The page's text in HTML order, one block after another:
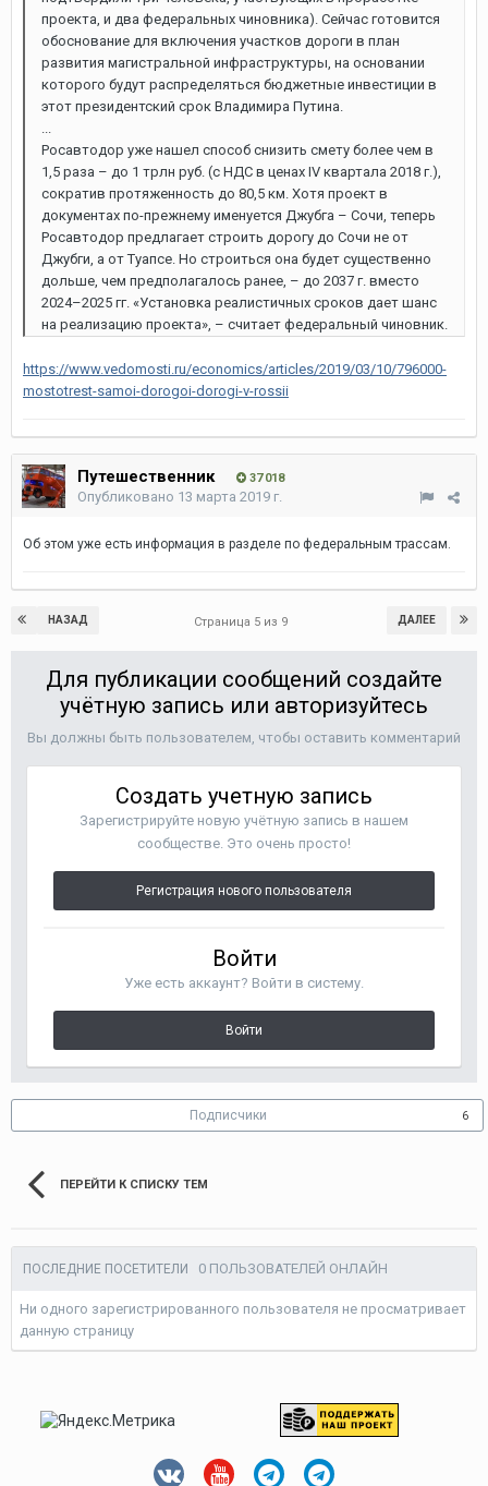
проекта, и два федеральных чиновника). Сейчас готовится
обоснование для включения участков дороги в план
развития магистральной инфраструктуры, на основании
которого будут распределяться бюджетные инвестиции в
этот президентский срок Владимира Путина.
...
Росавтодор уже нашел способ снизить смету более чем в
1,5 раза – до 1 трлн руб. (с НДС в ценах IV квартала 2018 г.),
сократив протяженность до 80,5 км. Хотя проект в
документах по-прежнему именуется Джубга – Сочи, теперь
Росавтодор предлагает строить дорогу до Сочи не от
Джубги, а от Туапсе. Но строиться она будет существенно
дольше, чем предполагалось ранее, – до 2037 г. вместо
2024–2025 гг. «Установка реалистичных сроков дает шанс
на реализацию проекта», – считает федеральный чиновник.
https://www.vedomosti.ru/economics/articles/2019/03/10/796000-
mostotrest-samoi-dorogoi-dorogi-v-rossii
Путешественник 37 018
Опубликовано 13 марта 2019 г.
Об этом уже есть информация в разделе по федеральным трассам.
НАЗАД ДАЛЕЕ
Страница 5 из 9
Для публикации сообщений создайте
учётную запись или авторизуйтесь
Вы должны быть пользователем, чтобы оставить комментарий
Создать учетную запись
Зарегистрируйте новую учётную запись в нашем
сообществе. Это очень просто!
Регистрация нового пользователя
Войти
Уже есть аккаунт? Войти в систему.
Войти
Подписчики 6
ПЕРЕЙТИ К СПИСКУ ТЕМ
ПОСЛЕДНИЕ ПОСЕТИТЕЛИ 0 ПОЛЬЗОВАТЕЛЕЙ ОНЛАЙН
Ни одного зарегистрированного пользователя не просматривает
данную страницу